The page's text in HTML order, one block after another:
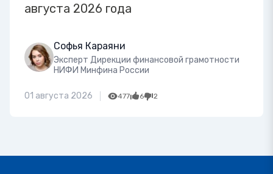
августа 2026 года
Софья Караяни
Эксперт Дирекции финансовой грамотности
НИФИ Минфина России
01 августа 2026 477 6 2